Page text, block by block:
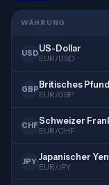
WÄHRUNG
USDUS-Dollar
EUR/USD
GBP Britisches Pfund
EUR/GBP
CHF
EUR/CHF
JPY Japanischer Yen
EUR/JPY